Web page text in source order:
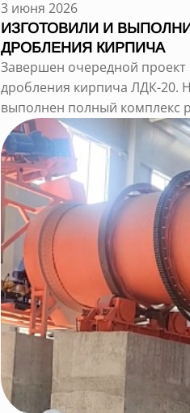
3 июня 2026
ИЗГОТОВИЛИ И
ДРОБЛЕНИЯ КИРПИЧА
Завершен очередной проект
дробления кирпича ЛДК-20.
выполнен полный комплекс